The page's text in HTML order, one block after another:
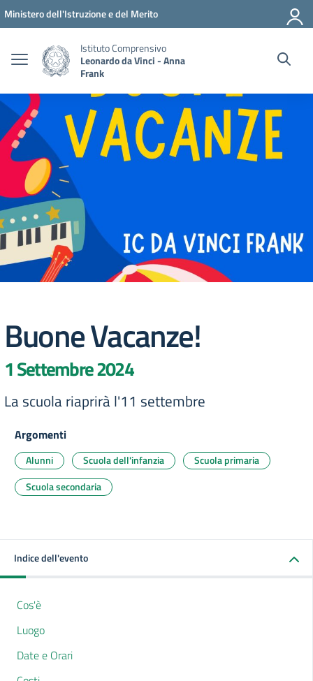
Vai ai contenuti
Vai al menu di navigazione
Vai al footer
Ministero dell'Istruzione e del Merito
Istituto Comprensivo
Leonardo da Vinci - Anna
Frank
Buone Vacanze!
1 Settembre 2024
La scuola riaprirà l'11 settembre
Argomenti
Alunni Scuola dell'infanzia
Scuola primaria
Scuola secondaria
Indice dell'evento
Cos'è
Luogo
Date e Orari